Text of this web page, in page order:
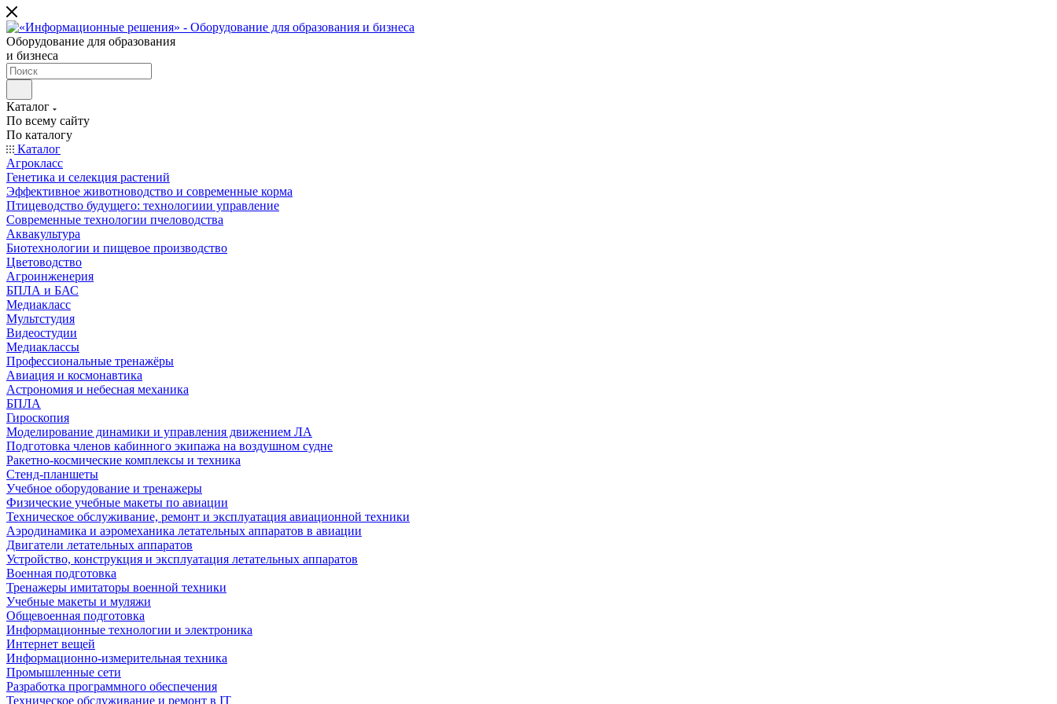
Оборудование для образования
и бизнеса
Каталог
По всему сайту
По каталогу
Каталог
Агрокласс
Генетика и селекция растений
Эффективное животноводство и современные корма
Птицеводство будущего: технологиии управление
Современные технологии пчеловодства
Аквакультура
Биотехнологии и пищевое производство
Цветоводство
Агроинженерия
БПЛА и БАС
Медиакласс
Мультстудия
Видеостудии
Медиаклассы
Профессиональные тренажёры
Авиация и космонавтика
Астрономия и небесная механика
БПЛА
Гироскопия
Моделирование динамики и управления движением ЛА
Подготовка членов кабинного экипажа на воздушном судне
Ракетно-космические комплексы и техника
Стенд-планшеты
Учебное оборудование и тренажеры
Физические учебные макеты по авиации
Техническое обслуживание, ремонт и эксплуатация авиационной техники
Аэродинамика и аэромеханика летательных аппаратов в авиации
Двигатели летательных аппаратов
Устройство, конструкция и эксплуатация летательных аппаратов
Военная подготовка
Тренажеры имитаторы военной техники
Учебные макеты и муляжи
Общевоенная подготовка
Информационные технологии и электроника
Интернет вещей
Информационно-измерительная техника
Промышленные сети
Разработка программного обеспечения
Техническое обслуживание и ремонт в IT